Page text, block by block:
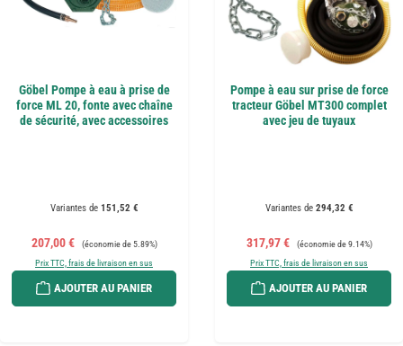
Göbel Pompe à eau à prise de
force ML 20, fonte avec chaîne
de sécurité, avec accessoires
Variantes de151,52 €
Prix de vente :
207,00 € Prix régulier :
(économie de 5.89%)
Prix TTC, frais de livraison en sus
AJOUTER AU PANIER
Pompe à eau sur prise de force
tracteur Göbel MT300 complet
avec jeu de tuyaux
Variantes de294,32 €
Prix de vente :
317,97 € Prix régulier :
(économie de 9.14%)
Prix TTC, frais de livraison en sus
AJOUTER AU PANIER